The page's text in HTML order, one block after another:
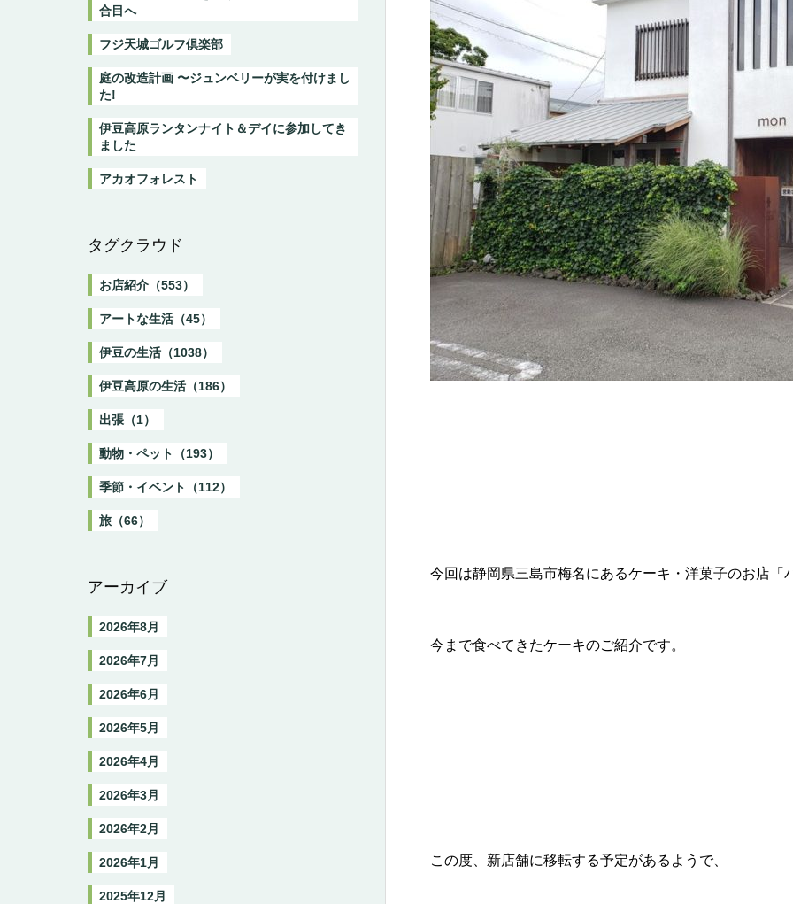
今回は静岡県三島市梅名にあるケーキ・洋菓子のお店「
今まで食べてきたケーキのご紹介です。
この度、新店舗に移転する予定があるようで、
合目へ
フジ天城ゴルフ倶楽部
庭の改造計画 〜ジュンベリーが実を付けまし
た!
伊豆高原ランタンナイト＆デイに参加してき
ました
アカオフォレスト
タグクラウド
お店紹介（553）
アートな生活（45）
伊豆の生活（1038）
伊豆高原の生活（186）
出張（1）
動物・ペット（193）
季節・イベント（112）
旅（66）
アーカイブ
2026年8月
2026年7月
2026年6月
2026年5月
2026年4月
2026年3月
2026年2月
2026年1月
2025年12月